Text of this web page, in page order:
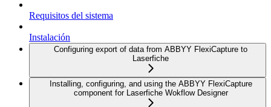
Requisitos del sistema
Instalación
Configuring export of data from ABBYY FlexiCapture to
Laserfiche
Installing, configuring, and using the ABBYY FlexiCapture
component for Laserfiche Wokflow Designer